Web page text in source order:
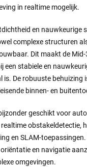
in realtime mogelijk.
en nauwkeurige
complexe structuren
Dit maakt de
een stabiele en
is. De robuuste behuizing
binnen- en
geschikt voor
obstakeldetectie,
en SLAM-
en navigatie
omgevingen.